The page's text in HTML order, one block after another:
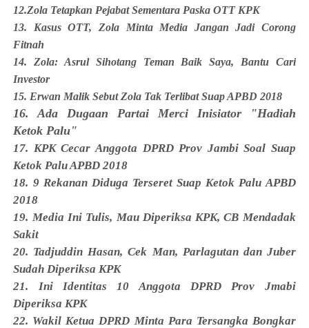
12.Zola Tetapkan Pejabat Sementara Paska OTT KPK
13. Kasus OTT, Zola Minta Media Jangan Jadi Corong
Fitnah
14. Zola: Asrul Sihotang Teman Baik Saya, Bantu Cari
Investor
15. Erwan Malik Sebut Zola Tak Terlibat Suap APBD 2018
16. Ada Dugaan Partai Merci Inisiator "Hadiah
Ketok Palu"
17. KPK Cecar Anggota DPRD Prov Jambi Soal Suap
Ketok Palu APBD 2018
18. 9 Rekanan Diduga Terseret Suap Ketok Palu APBD
2018
19. Media Ini Tulis, Mau Diperiksa KPK, CB Mendadak
Sakit
20. Tadjuddin Hasan, Cek Man, Parlagutan dan Juber
Sudah Diperiksa KPK
21. Ini Identitas 10 Anggota DPRD Prov Jmabi
Diperiksa KPK
22. Wakil Ketua DPRD Minta Para Tersangka Bongkar